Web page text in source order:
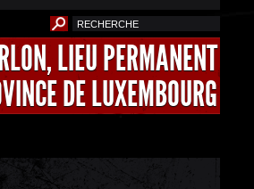
LIEU PERMANENT
DE LUXEMBOURG